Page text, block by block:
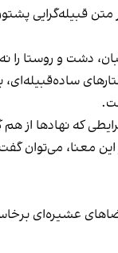
متن قبیله‌گرایی
دشت و روستا را
ساده‌قبیله‌ای،
که نهادها از
معنا، می‌توان گفت
(عمدتاً دیوبندی) و فضاهای